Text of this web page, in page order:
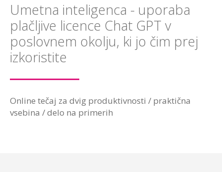
Umetna inteligenca - uporaba
plačljive licence Chat GPT v
poslovnem okolju, ki jo čim prej
izkoristite
Online tečaj za dvig produktivnosti / praktična
vsebina / delo na primerih